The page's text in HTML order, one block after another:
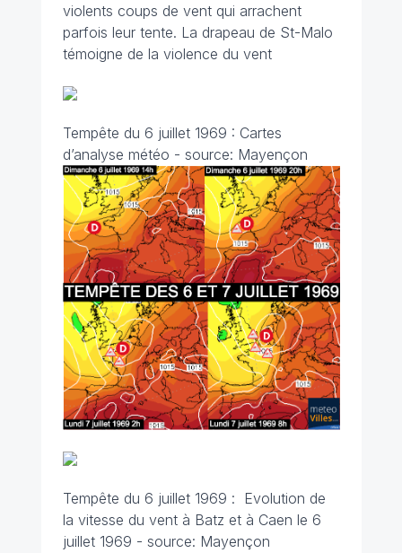
violents coups de vent qui arrachent
parfois leur tente. La drapeau de St-Malo
témoigne de la violence du vent
Tempête du 6 juillet 1969 : Cartes
d’analyse météo - source: Mayençon
Tempête du 6 juillet 1969 : Evolution de
la vitesse du vent à Batz et à Caen le 6
juillet 1969 - source: Mayençon